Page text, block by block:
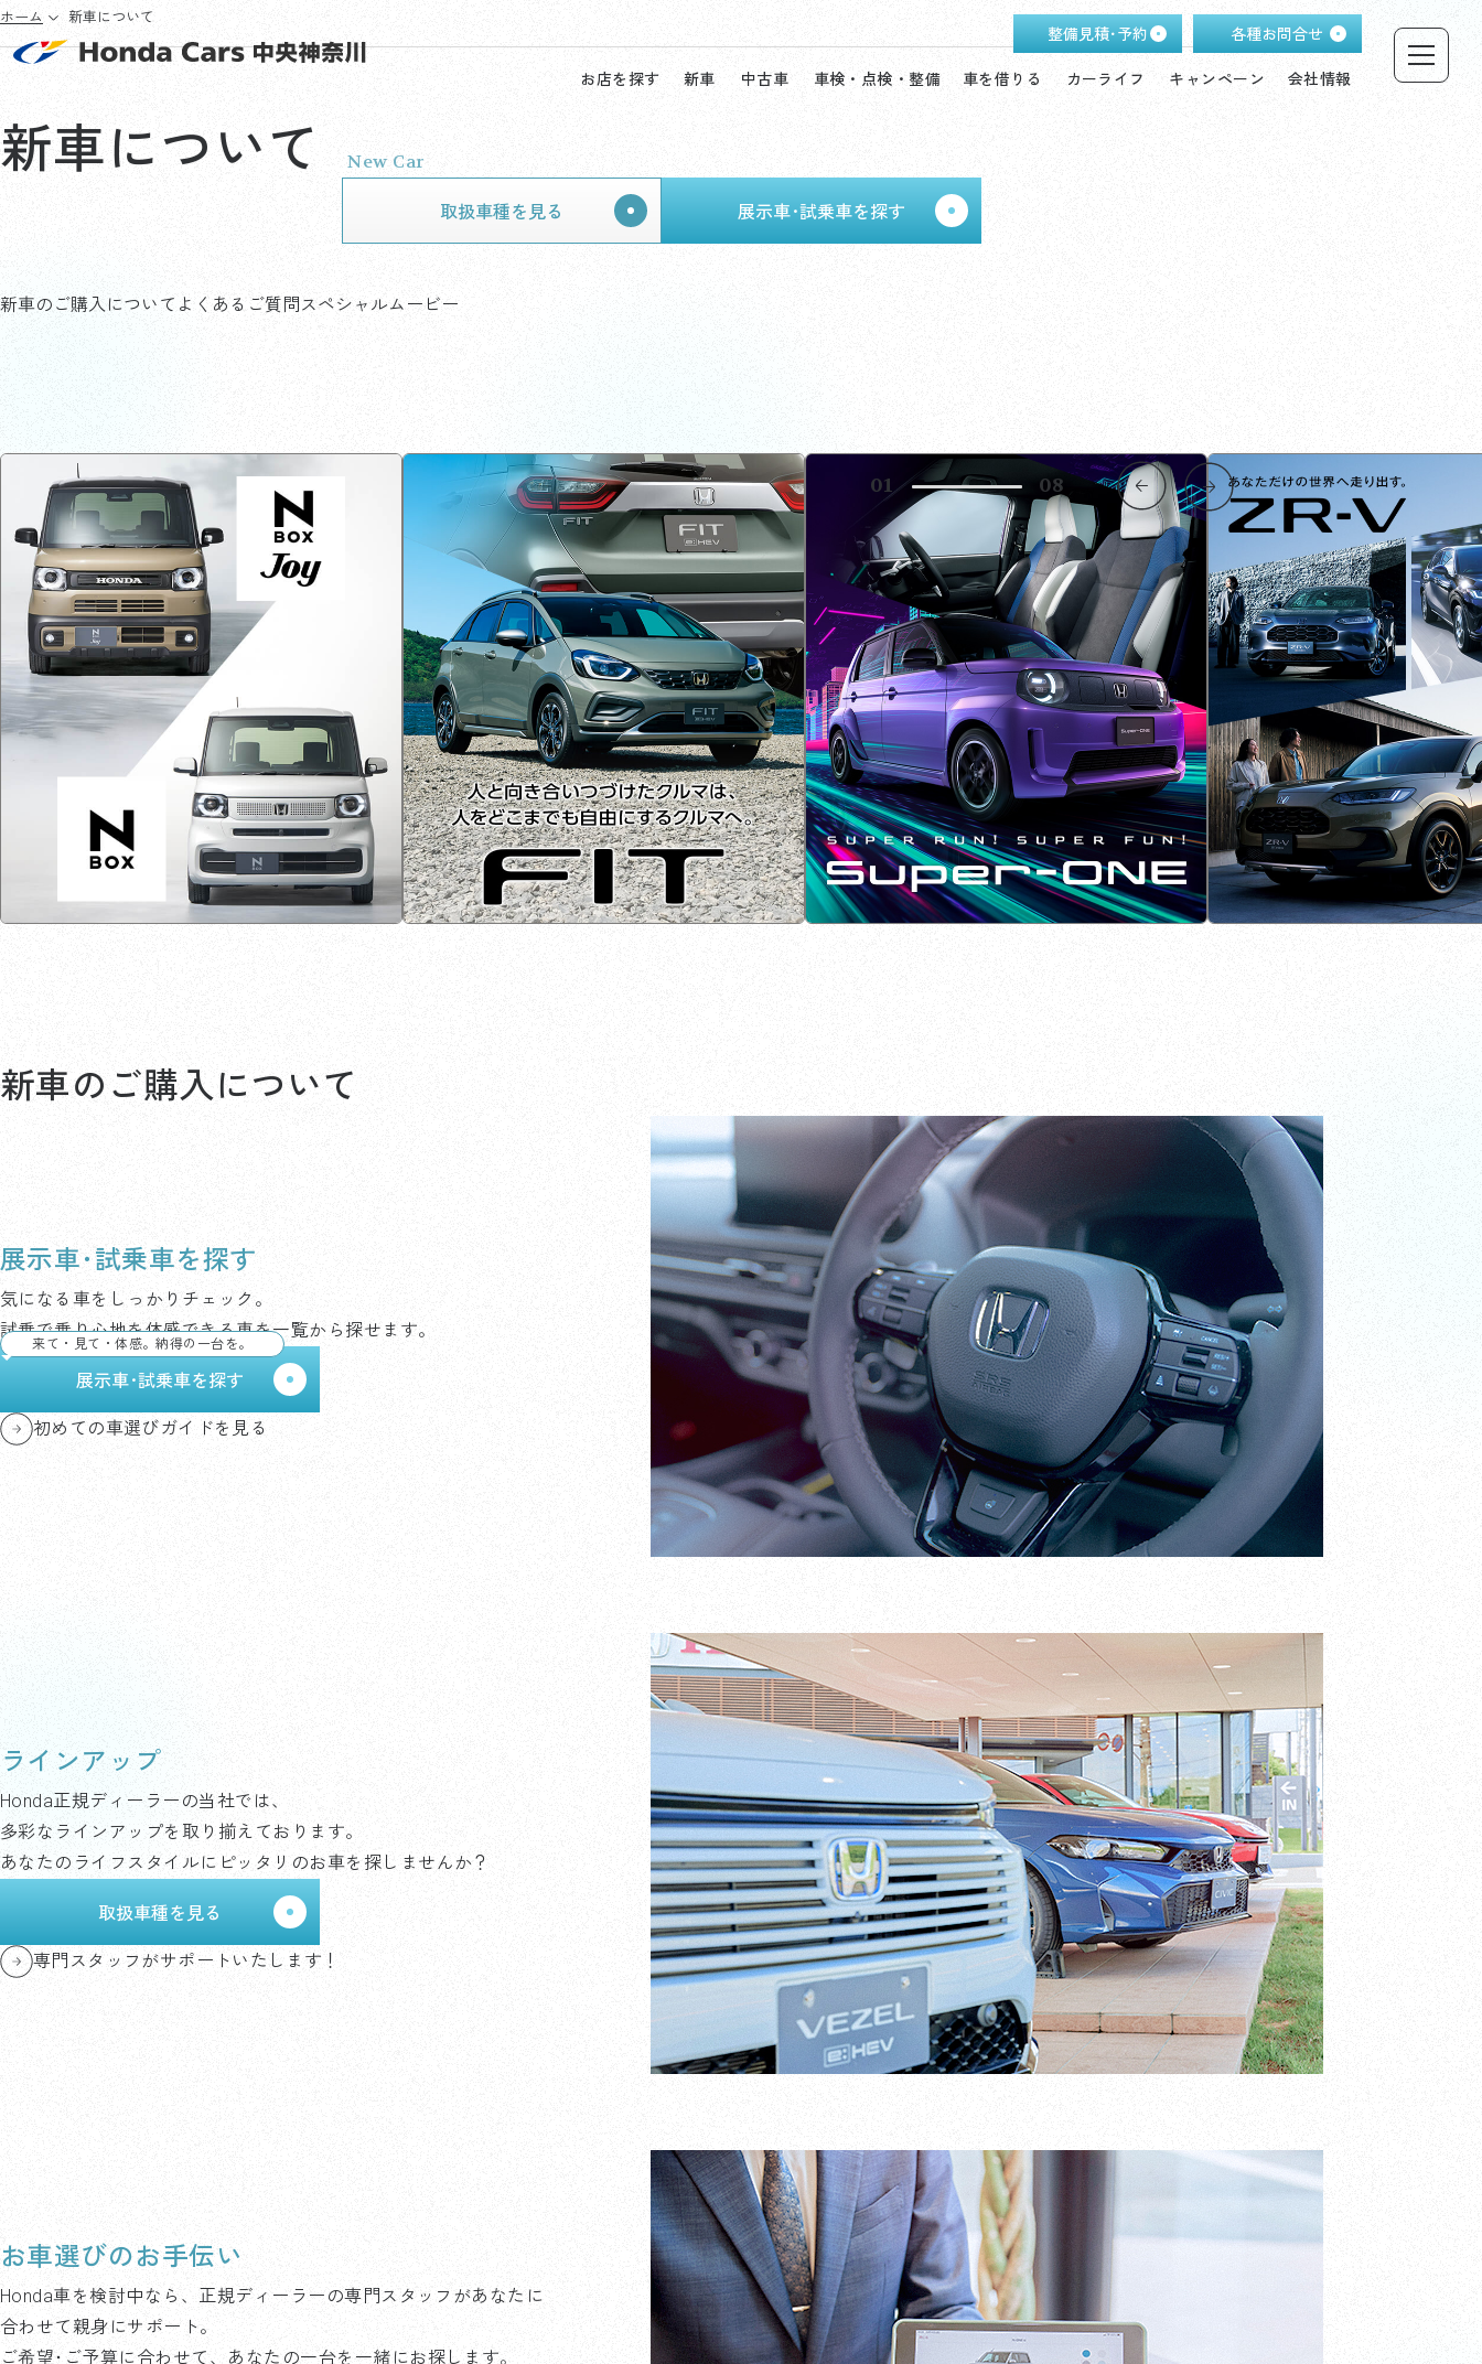
お店を探す 新車 中古車 車検・点検・整備 車を借りる カーライフ キャンペーン 会社情報
整備見積･予約 各種お問合せ
ホーム 新車について
新車について New Car
取扱車種を見る 展示車･試乗車を探す
新車のご購入について よくあるご質問スペシャルムービー
02 08
新車のご購入について
展示車･試乗車を探す
気になる車をしっかりチェック。
試乗で乗り心地を体感できる車を一覧から探せます。
来て・見て・体感。納得の一台を。
展示車･試乗車を探す
初めての車選びガイドを見る
ラインアップ
Honda正規ディーラーの当社では、
多彩なラインアップを取り揃えております。
あなたのライフスタイルにピッタリのお車を探しませんか？
取扱車種を見る
専門スタッフがサポートいたします！
お車選びのお手伝い
Honda車を検討中なら、正規ディーラーの専門スタッフがあなたに
合わせて親身にサポート。
ご希望･ご予算に合わせて、あなたの一台を一緒にお探します。